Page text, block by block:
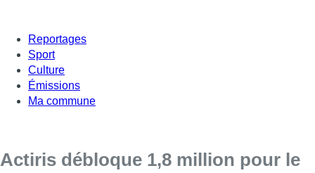
Reportages
Sport
Culture
Émissions
Ma commune
Actiris débloque 1,8 million pour le